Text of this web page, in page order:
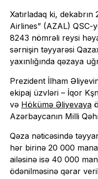
Xatırladaq ki,
Airlines” (AZAL) QSC-
8243 nömrəli reysi
sərnişin təyyarəsi
yaxınlığında qəzaya
Prezident İlham
ekipaj üzvləri – İqor
və Hökümə Əliyevaya
Azərbaycanın Milli
Qəza nəticəsində
hər birinə 20 000
ailəsinə isə 40 000
ödənilməsinə qərar